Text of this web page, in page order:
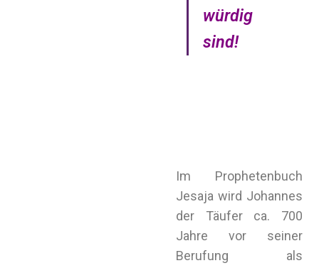
würdig
sind!
Im Prophetenbuch
Jesaja wird Johannes
der Täufer ca. 700
Jahre vor seiner
Berufung als